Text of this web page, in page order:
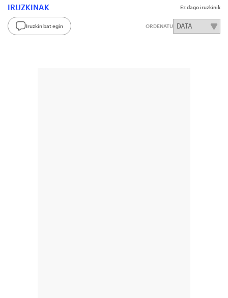
IRUZKINAK Ez dago iruzkinik
Iruzkin bat egin ORDENATU